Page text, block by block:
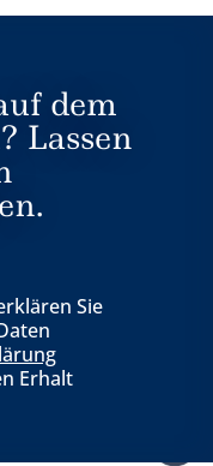
dem
Lassen
Sie
Erhalt